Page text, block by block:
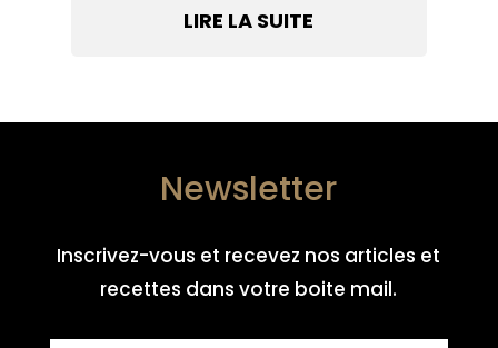
LIRE LA SUITE
Newsletter
Inscrivez-vous et recevez nos articles et
recettes dans votre boite mail.